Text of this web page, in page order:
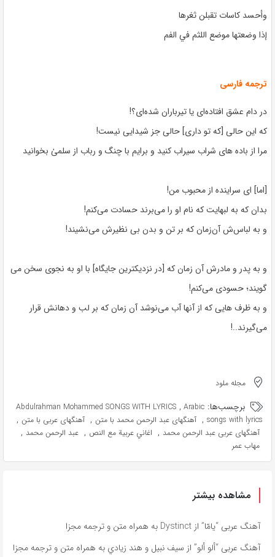
وأحسد كاسات تقبلن ثغرها
إذا وضعتها موضع اللثم في الفم
ترجمه فارسی
در دام عشق افتاده‌ای یا تیرباران شده‌ای؟!
که این حالی [که تو داری] حالی جز شیدایی نیست!
مرا از باده های شراب سیراب کنید و برایم با چنگ و رباب از سلمیٰ بخوانید
[اما] ای سراینده از محبوب من!
بدان که به لبهایت که نام او را می‌برند حسادت می‌کنم!
و به لباس‌ش آن‌زمان که بر تن و بدن‌ بی نظیرش می‌نشیند!
و به پدر و مادرش آن زمان که [در نزدیکترین جایگاه] با او به نجوی سخن می
گویند؛ حسودی می‌کنم!
و به ظرف هایی که از آنها آب می‌نوشد آن زمان که بر لب و دهانش قرار
می‌گیرند..!
مجله ملود
برچسب‌ها: Abdulrahman Mohammed SONGS WITH LYRICS , Arabic
songs with lyrics
, آهنگهای عبد الرحمن محمد با متن , آهنگهای عربی با متن ,
آهنگهای عربی عبد الرحمن محمد , اغاني عربية مع النص , عبد الرحمن محمد ,
مهاب عمر
مشاهده بیشتر
آهنگ عربی “يامّا” از Dystinct به همراه متن و ترجمه مجزا
آهنگ عربی “ألو ألو” از سيف نبيل و هند زيادي به همراه متن و ترجمه مجزا